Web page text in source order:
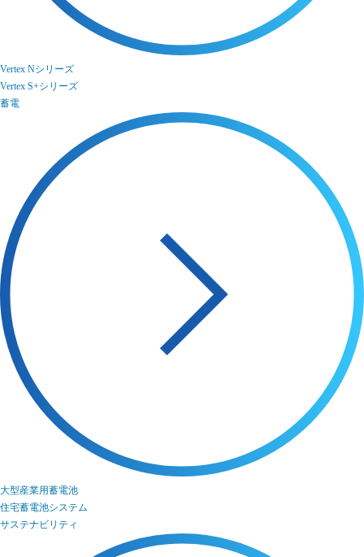
Vertex Nシリーズ
Vertex S+シリーズ
蓄電
大型産業用蓄電池
住宅蓄電池システム
サステナビリティ